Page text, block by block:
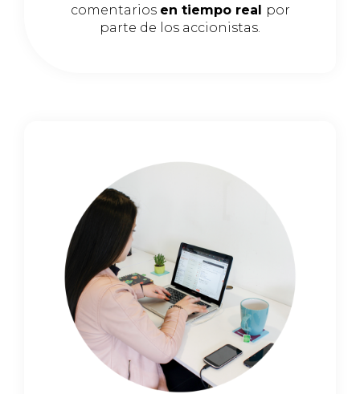
comentarios en tiempo real
por
parte de los accionistas.